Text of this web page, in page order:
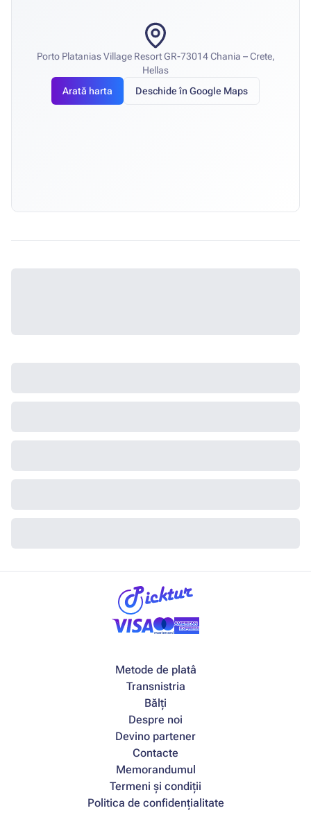
Porto Platanias Village Resort GR-73014 Chania – Crete,
Hellas
Arată harta
Deschide în Google Maps
Metode de platâ
Transnistria
Bălți
Despre noi
Devino partener
Contacte
Memorandumul
Termeni și condiții
Politica de confidențialitate